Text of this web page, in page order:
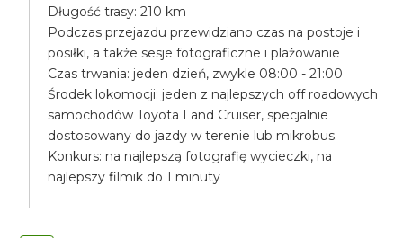
Długość trasy: 210 km
Podczas przejazdu przewidziano czas na postoje i
posiłki, a także sesje fotograficzne i plażowanie
Czas trwania: jeden dzień, zwykle 08:00 - 21:00
Środek lokomocji: jeden z najlepszych off roadowych
samochodów Toyota Land Cruiser, specjalnie
dostosowany do jazdy w terenie lub mikrobus.
Konkurs: na najlepszą fotografię wycieczki, na
najlepszy filmik do 1 minuty